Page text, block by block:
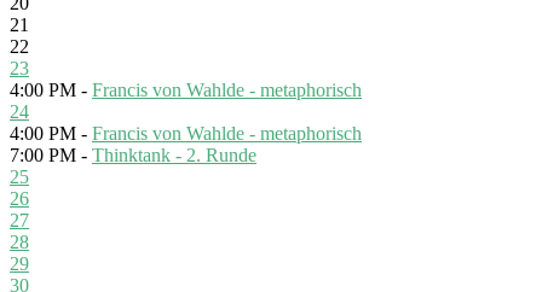
21
22
23
4:00 PM - Francis von Wahlde - metaphorisch
24
4:00 PM - Francis von Wahlde - metaphorisch
7:00 PM - Thinktank - 2. Runde
25
26
27
28
29
30